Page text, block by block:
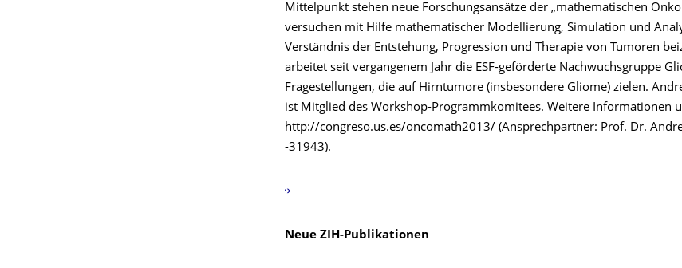
Mittelpunkt stehen neue Forschungsansätze der „mathematischen
versuchen mit Hilfe mathematischer Modellierung, Simulation und
Verständnis der Entstehung, Progression und Therapie von Tumoren
arbeitet seit vergangenem Jahr die ESF-geförderte Nachwuchsgruppe
Fragestellungen, die auf Hirntumore (insbesondere Gliome) zielen.
ist Mitglied des Workshop-Programmkomitees. Weitere Informationen
http://congreso.us.es/oncomath2013/ (Ansprechpartner: Prof. Dr.
-31943).
Neue ZIH-Publikationen